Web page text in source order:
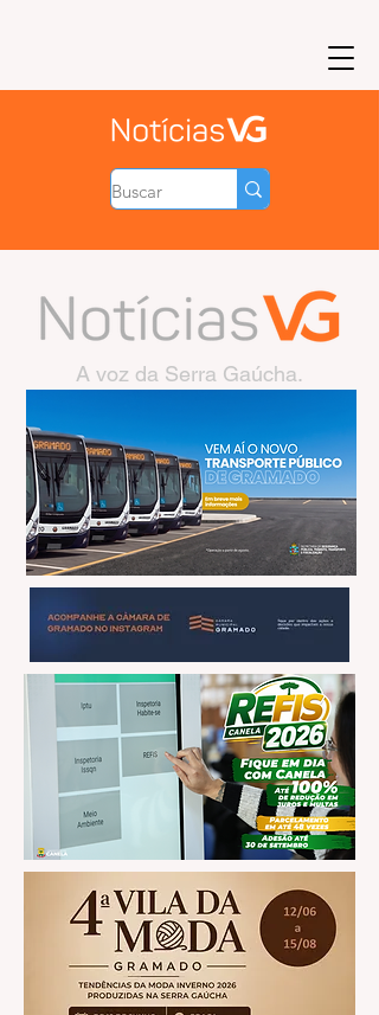
A voz da Serra Gaúcha.